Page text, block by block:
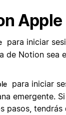
Apple
para iniciar
de Notion sea
para iniciar
emergente.
pasos,